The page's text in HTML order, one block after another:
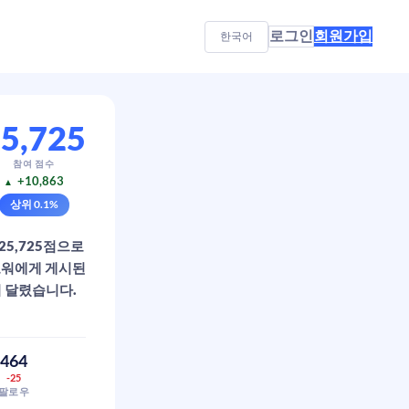
한국어 로그인 회원가입
참여 점수
▲ +10,863
상위 0.1%
점으로
에게 게시된
렸습니다.
464
-25
로우